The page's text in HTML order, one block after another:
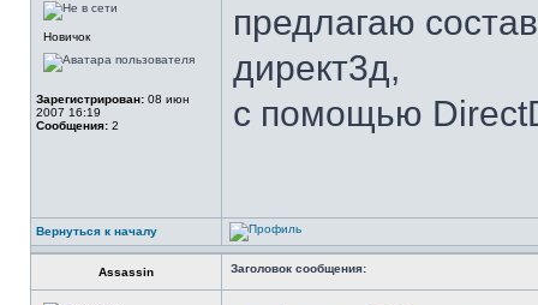
Новичок
Зарегистрирован: 08 июн
2007 16:19
Сообщения: 2
предлагаю
директ3д,
с помощью
Вернуться к началу
Assassin Заголовок сообщения: